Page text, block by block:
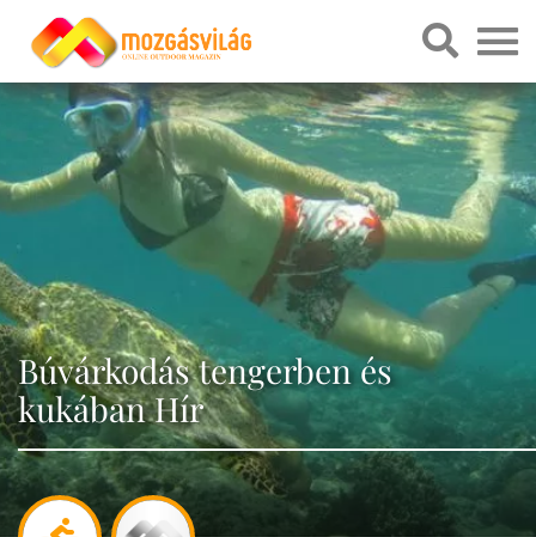
Búvárkodás tengerben és
kukában Hír